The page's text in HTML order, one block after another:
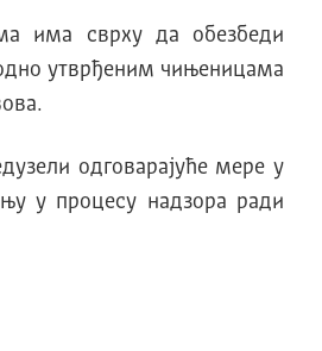
има сврху да обезбеди
утврђеним чињеницама
одговарајуће мере у
у процесу надзора ради